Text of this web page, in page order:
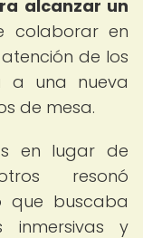
alcanzar un
colaborar en
de los
a una nueva
de mesa.
en lugar de
resonó
que buscaba
inmersivas y